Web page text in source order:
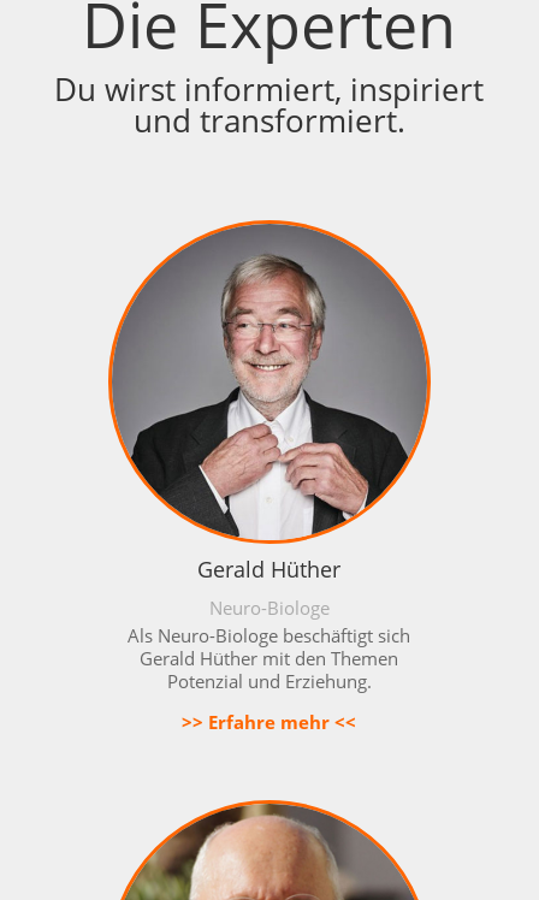
Die Experten
Du wirst informiert, inspiriert
und transformiert.
Gerald Hüther
Neuro-Biologe
Als Neuro-Biologe beschäftigt sich
Gerald Hüther mit den Themen
Potenzial und Erziehung.
>> Erfahre mehr <<